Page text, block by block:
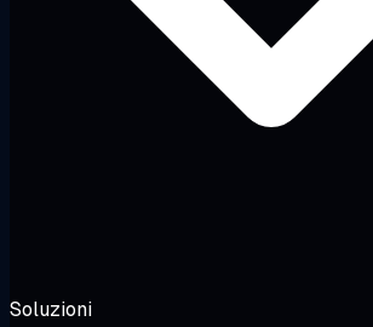
Soluzioni